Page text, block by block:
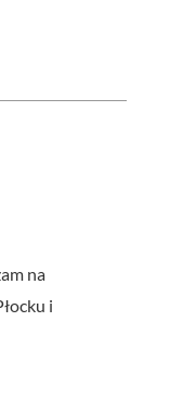
na
i